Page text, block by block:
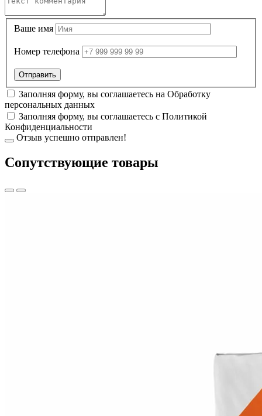
Ваше имя
Номер телефона
Заполняя форму, вы соглашаетесь на Обработку
персональных данных
Заполняя форму, вы соглашаетесь с Политикой
Конфиденциальности
Отзыв успешно отправлен!
Cопутствующие товары